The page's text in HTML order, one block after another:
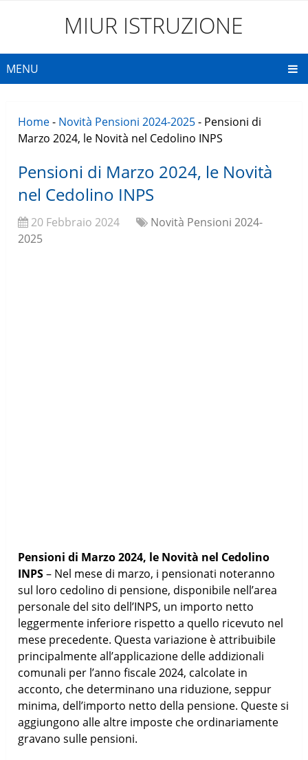
MIUR ISTRUZIONE
MENU
Home- Novità Pensioni 2024-2025- Pensioni di
Marzo 2024, le Novità nel Cedolino INPS
Pensioni di Marzo 2024, le Novità
nel Cedolino INPS
20 Febbraio 2024
Novità Pensioni 2024-
2025
Pensioni di Marzo 2024, le Novità nel Cedolino
INPS– Nel mese di marzo, i pensionati noteranno
sul loro cedolino di pensione, disponibile nell’area
personale del sito dell’INPS, un importo netto
leggermente inferiore rispetto a quello ricevuto nel
mese precedente. Questa variazione è attribuibile
principalmente all’applicazione delle addizionali
comunali per l’anno fiscale 2024, calcolate in
acconto, che determinano una riduzione, seppur
minima, dell’importo netto della pensione. Queste si
aggiungono alle altre imposte che ordinariamente
gravano sulle pensioni.